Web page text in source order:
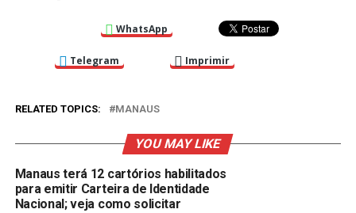
WhatsApp
Telegram Imprimir
RELATED TOPICS: MANAUS
YOU MAY LIKE
Manaus terá 12 cartórios habilitados
para emitir Carteira de Identidade
Nacional; veja como solicitar